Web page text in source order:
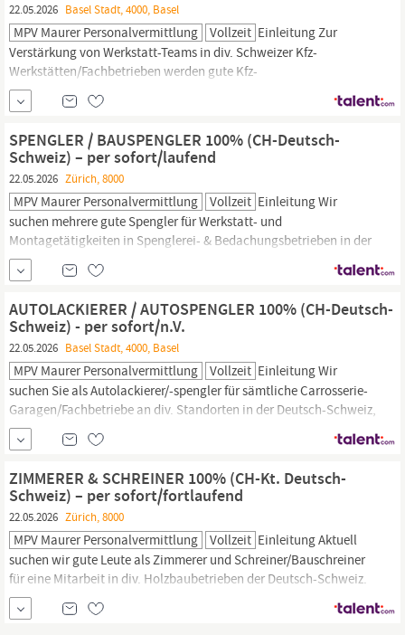
22.05.2026 Basel Stadt, 4000, Basel
MPV Maurer Personalvermittlung Vollzeit Einleitung Zur
Verstärkung von Werkstatt-Teams in div. Schweizer Kfz-
Werkstätten/Fachbetrieben werden gute Kfz-
Mechatroniker/Automobil-Mechatroniker gesucht.
Arbeitsregionen in der Deutsch-Schweiz sind: Basel, Aargau,
Solothurn, Bern, Luzern, Zürich,
Eine Arbeitsaufnahme wäre ab sofort möglich oder zum...
SPENGLER / BAUSPENGLER 100% (CH-Deutsch-
Schweiz) – per sofort/laufend
22.05.2026 Zürich, 8000
MPV Maurer Personalvermittlung Vollzeit Einleitung Wir
suchen mehrere gute Spengler für Werkstatt- und
Montagetätigkeiten in Spenglerei- & Bedachungsbetrieben in der
Deutsch-Schweiz, Regionen Zürich,
Schwyz, u.w. Eine Arbeitsaufnahme wäre ab sofort möglich bzw.
zum nächstmöglichen Zeitpunkt - je nach Verfügbarkeit und
direkter Vereinbarung mit...
AUTOLACKIERER / AUTOSPENGLER 100% (CH-Deutsch-
Schweiz) - per sofort/n.V.
22.05.2026 Basel Stadt, 4000, Basel
MPV Maurer Personalvermittlung Vollzeit Einleitung Wir
suchen Sie als Autolackierer/-spengler für sämtliche Carrosserie-
Garagen/Fachbetriebe an div. Standorten in der Deutsch-Schweiz,
Regionen Basel, Aargau, Solothurn, Bern, Luzern, Zürich,
Gallen,
Graubünden, u.w. Arbeitsantritt wäre ab sofort möglich
Vereinbarung mit...
ZIMMERER & SCHREINER 100% (CH-Kt. Deutsch-
Schweiz) – per sofort/fortlaufend
22.05.2026 Zürich, 8000
MPV Maurer Personalvermittlung Vollzeit Einleitung Aktuell
suchen wir gute Leute als Zimmerer und Schreiner/Bauschreiner
für eine Mitarbeit in div. Holzbaubetrieben der Deutsch-Schweiz.
Arbeitsregionen sind: Kt. Zürich, Thurgau,
Luzern, Bern, Aargau, u.w. Eine Arbeitsaufnahme wäre ab sofort